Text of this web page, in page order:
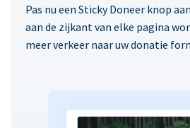
Pas nu een Sticky Doneer knop
aan de zijkant van elke pagina
meer verkeer naar uw donatie